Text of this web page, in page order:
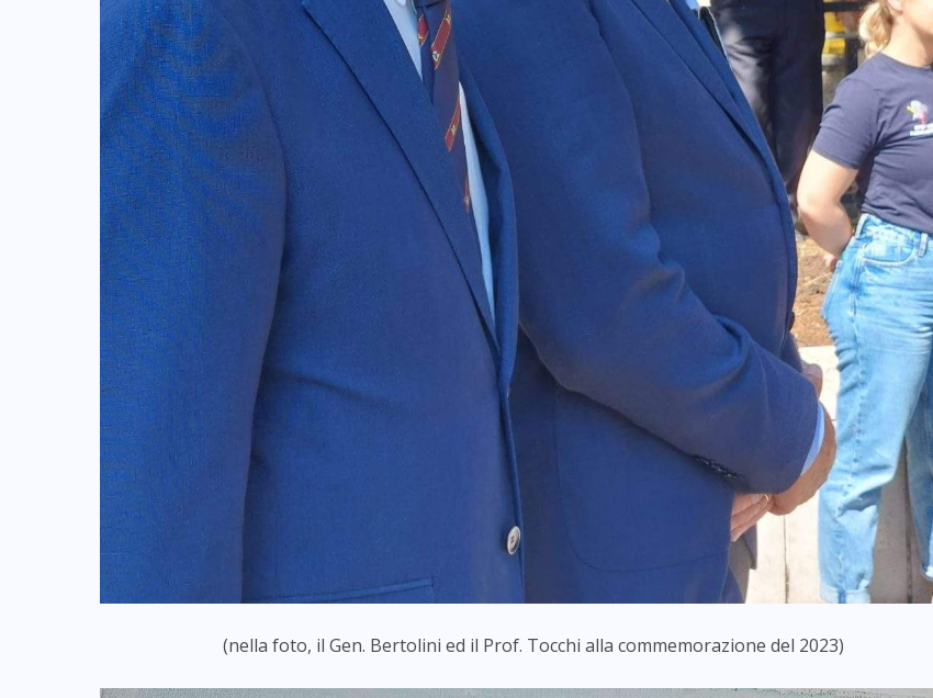
(nella foto, il Gen. Bertolini ed il Prof. Tocchi alla commemorazione del 2023)